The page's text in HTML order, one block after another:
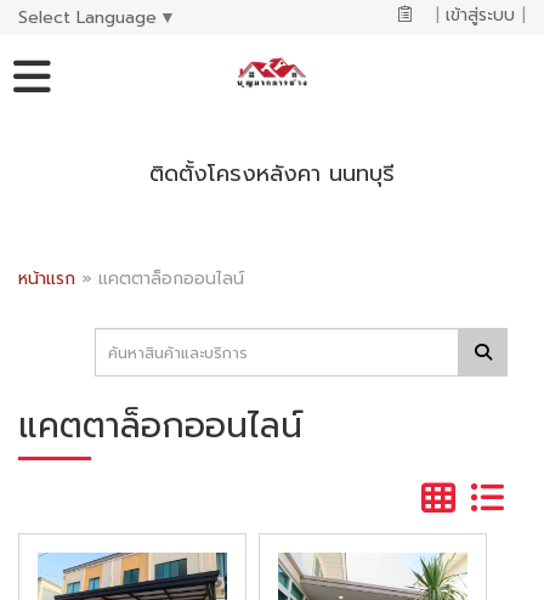
Select Language ▼ | เข้าสู่ระบบ |
ติดตั้งโครงหลังคา นนทบุรี
หน้าแรก » แคตตาล็อกออนไลน์
แคตตาล็อกออนไลน์